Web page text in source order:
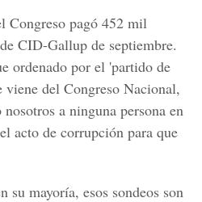
Congreso pagó 452 mil
CID-Gallup de septiembre.
ordenado por el 'partido de
del Congreso Nacional,
a ninguna persona en
acto de corrupción para que
mayoría, esos sondeos son